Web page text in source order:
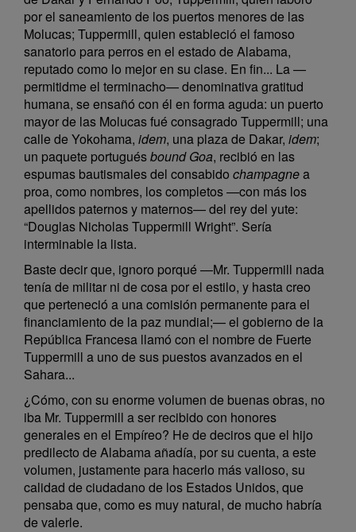
por el saneamiento de los puertos menores de las
Molucas; Tuppermill, quien estableció el famoso
sanatorio para perros en el estado de Alabama,
reputado como lo mejor en su clase. En fin... La —
permitidme el terminacho— denominativa gratitud
humana, se ensañó con él en forma aguda: un puerto
mayor de las Molucas fué consagrado Tuppermill; una
calle de Yokohama, idem, una plaza de Dakar, idem;
un paquete portuguésbound Goa, recibió en las
espumas bautismales del consabido champagnea
proa, como nombres, los completos —con más los
apellidos paternos y maternos— del rey del yute:
“Douglas Nicholas Tuppermill Wright”. Sería
interminable la lista.
Baste decir que, ignoro porqué —Mr. Tuppermill nada
tenía de militar ni de cosa por el estilo, y hasta creo
que perteneció a una comisión permanente para el
financiamiento de la paz mundial;— el gobierno de la
República Francesa llamó con el nombre de Fuerte
Tuppermill a uno de sus puestos avanzados en el
Sahara...
¿Cómo, con su enorme volumen de buenas obras, no
iba Mr. Tuppermill a ser recibido con honores
generales en el Empíreo? He de deciros que el hijo
predilecto de Alabama añadía, por su cuenta, a este
volumen, justamente para hacerlo más valioso, su
calidad de ciudadano de los Estados Unidos, que
pensaba que, como es muy natural, de mucho habría
de valerle.